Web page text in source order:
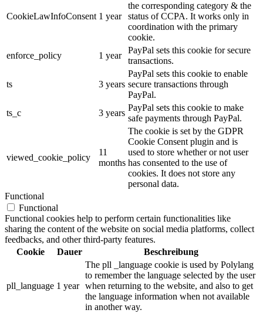
CookieLawInfoConsent 1 year
the corresponding category & the
status of CCPA. It works only in
coordination with the primary
cookie.
enforce_policy
1 year
PayPal sets this cookie for secure
transactions.
ts 3 years
PayPal sets this cookie to enable
secure transactions through
PayPal.
ts_c
3 years
PayPal sets this cookie to make
safe payments through PayPal.
viewed_cookie_policy
11
months
The cookie is set by the GDPR
Cookie Consent plugin and is
used to store whether or not user
has consented to the use of
cookies. It does not store any
personal data.
Functional
Functional
Functional cookies help to perform certain functionalities like
sharing the content of the website on social media platforms, collect
feedbacks, and other third-party features.
Cookie
Dauer Beschreibung
pll_language 1 year
The pll _language cookie is used by Polylang
to remember the language selected by the user
when returning to the website, and also to get
the language information when not available
in another way.